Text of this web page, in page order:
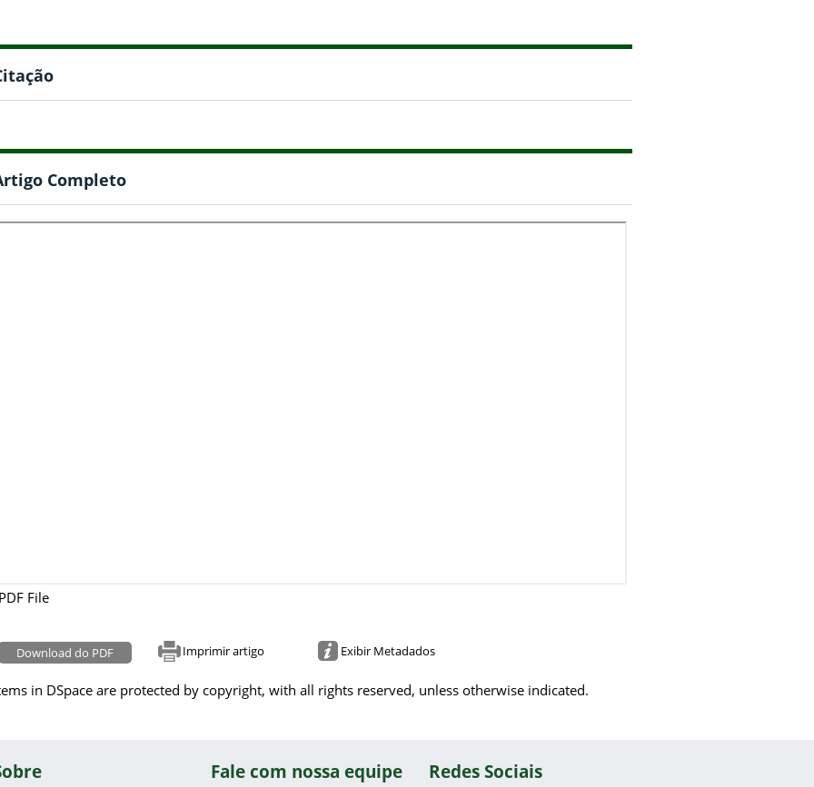
Completo
File
Download do PDF Imprimir artigo Exibir Metadados
in DSpace are protected by copyright, with all rights reserved, unless otherwise indicated.
Fale com nossa equipe Redes Sociais